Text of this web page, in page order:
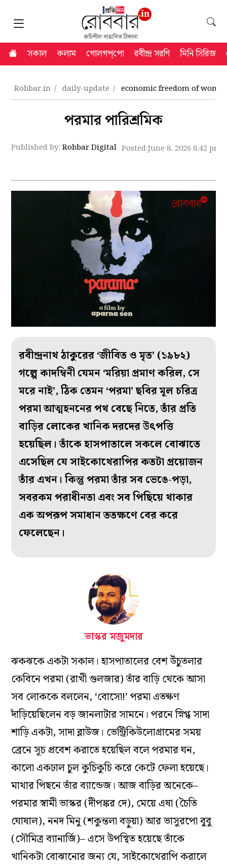
সকাল কলাম গোলগপ্‌পো রবীন্দ্র সরণি মিনি সিরিজ
Robbar.in daily-update economic freedom of
পরমার পারিশ্রমিক
Published by:Robbar Digital Posted:June 8, 2026 8:42 pm
রবীন্দ্রনাথ ঠাকুরের ‘জীবিত ও মৃত’ (১৯৮২)
গল্পে কাদম্বিনী যেমন ‘মরিয়া প্রমাণ করিল, সে
মরে নাই’, ঠিক তেমন ‘পরমা’ ছবির মূল চরিত্র
পরমা আত্মহননের পথ বেছে নিতে, তাঁর প্রতি
বাড়ির লোকের খানিক দরদের উৎপত্তি
হয়েছিল। তাঁকে হাসপাতালে সকলে বোঝাতে
এসেছিল যে সাইকোথেরাপির কতটা প্রয়োজন
তাঁর এখন। কিন্তু পরমা তাঁর সব ভেঙে-পড়া,
সবরকম পরাধীনতা এবং সব পিছিয়ে থাকার
এক অপরূপ সমাধান ততক্ষণে বের করে
ফেলেছেন।
ভাস্কর মজুমদার
ঝকঝকে একটা সকাল। হাসপাতালের বেশ উঁচুতলার
কেবিনে পরমা (রাখী গুলজার) তাঁর বাড়ি থেকে আসা
সব লোককে বললেন, ‘বোসো!’ পরমা এতক্ষণ
দাঁড়িয়েছিলেন বড় জানলাটার সামনে। পরনে স্নিগ্ধ সাদা
শাড়ি একটা, সাদা ব্লাউজ। ভেন্ট্রিকিউলোগ্রামের সময়
ব্রেনে সূচ প্রবেশ করাতে হয়েছিল বলে পরমার ঘন,
কালো একঢাল চুল কুচিকুচি করে কেটে ফেলা হয়েছে।
মাথার পিছনে তাঁর ব্যান্ডেজ। আজ বাড়ির অনেকে–
পরমার স্বামী ভাস্কর (দীপঙ্কর দে), মেয়ে এষা (চৈতি
ঘোষাল), ননদ মিনু (শকুন্তলা বড়ুয়া) আর ভাসুরপো বুবু
(সৌমিত্র ব্যানার্জি)– এসে উপস্থিত হয়েছে তাঁকে
খানিকটা বোঝানোর জন্য যে, সাইকোথেরাপি করালে